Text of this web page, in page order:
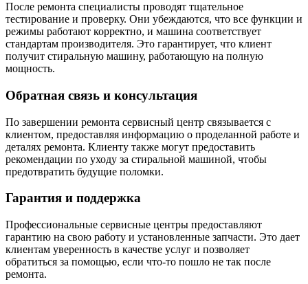
После ремонта специалисты проводят тщательное
тестирование и проверку. Они убеждаются, что все функции и
режимы работают корректно, и машина соответствует
стандартам производителя. Это гарантирует, что клиент
получит стиральную машину, работающую на полную
мощность.
Обратная связь и консультация
По завершении ремонта сервисный центр связывается с
клиентом, предоставляя информацию о проделанной работе и
деталях ремонта. Клиенту также могут предоставить
рекомендации по уходу за стиральной машиной, чтобы
предотвратить будущие поломки.
Гарантия и поддержка
Профессиональные сервисные центры предоставляют
гарантию на свою работу и установленные запчасти. Это дает
клиентам уверенность в качестве услуг и позволяет
обратиться за помощью, если что-то пошло не так после
ремонта.